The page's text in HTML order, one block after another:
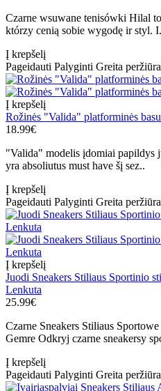
Czarne wsuwane tenisówki Hilal
którzy cenią sobie wygodę ir styl.
Į krepšelį
Pageidauti Palyginti Greita peržiūra
Į krepšelį
Rožinės "Valida" platforminės
18.99€
"Valida" modelis įdomiai papildys
yra absoliutus must have šį sez..
Į krepšelį
Pageidauti Palyginti Greita peržiūra
Į krepšelį
Juodi Sneakers Stiliaus Sportinio
Lenkuta
25.99€
Czarne Sneakers Stiliaus
Gemre Odkryj czarne sneakersy
Į krepšelį
Pageidauti Palyginti Greita peržiūra